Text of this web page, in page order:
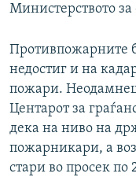
Министерството за
Противпожарните
недостиг и на
пожари.
Центарот за
дека на ниво на
пожарникари, а
стари во просек по